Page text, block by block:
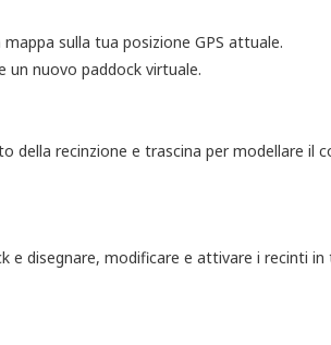
sulla tua posizione GPS attuale.
un nuovo paddock virtuale.
della recinzione e trascina per modellare il
disegnare, modificare e attivare i recinti in